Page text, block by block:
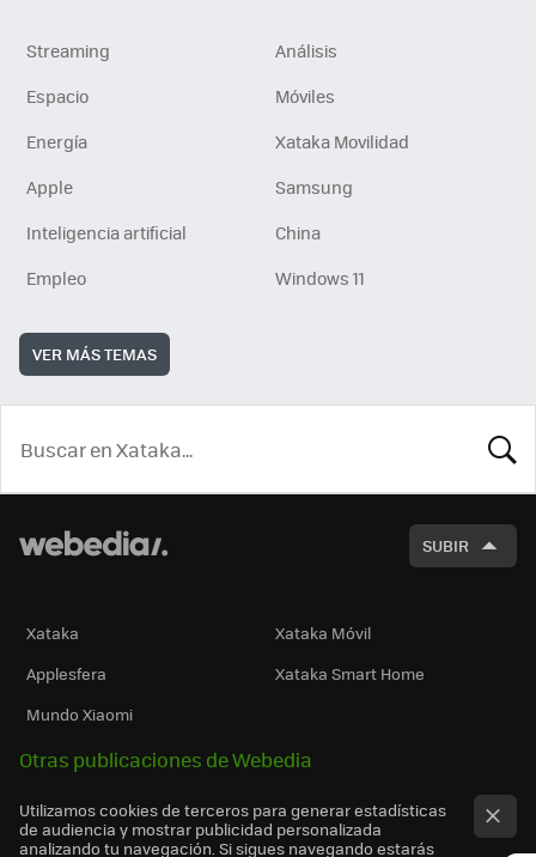
Streaming
Análisis
Espacio
Móviles
Energía
Xataka Movilidad
Apple
Samsung
Inteligencia artificial
China
Empleo
Windows 11
VER MÁS TEMAS
SUBIR
Xataka
Xataka Móvil
Applesfera
Xataka Smart Home
Mundo Xiaomi
Otras publicaciones de Webedia
Utilizamos cookies de terceros para generar estadísticas
de audiencia y mostrar publicidad personalizada
analizando tu navegación. Si sigues navegando estarás